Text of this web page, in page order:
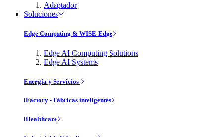
Adaptador
Soluciones
Edge Computing & WISE-Edge
Edge AI Computing Solutions
Edge AI Systems
Energía y Servicios
iFactory - Fábricas inteligentes
iHealthcare